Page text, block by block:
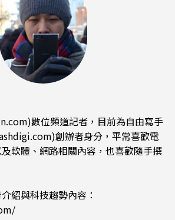
數位頻道記者，目前為自由寫手
創辦者身分，平常喜歡電
軟體、網路相關內容，也喜歡隨手撰
紹與科技趨勢內容：